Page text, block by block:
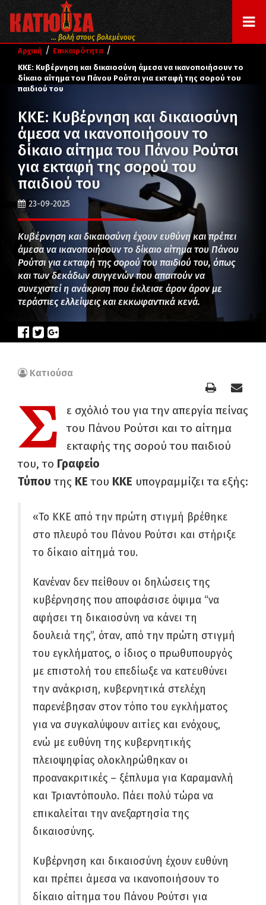
... βολή στους βολεμένους
Αρχική / Επικαιρότητα /
ΚΚΕ: Κυβέρνηση και δικαιοσύνη άμεσα να ικανοποιήσουν το
δίκαιο αίτημα του Πάνου Ρούτσι για εκταφή της σορού του
παιδιού του
ΚΚΕ: Κυβέρνηση και δικαιοσύνη
άμεσα να ικανοποιήσουν το
δίκαιο αίτημα του Πάνου Ρούτσι
για εκταφή της σορού του
παιδιού του
23-09-2025
Κυβέρνηση και δικαιοσύνη έχουν ευθύνη και πρέπει
άμεσα να ικανοποιήσουν το δίκαιο αίτημα του Πάνου
Ρούτσι για εκταφή της σορού του παιδιού του, όπως
και των δεκάδων συγγενών που απαιτούν να
συνεχιστεί η ανάκριση που έκλεισε άρον άρον με
τεράστιες ελλείψεις και εκκωφαντικά κενά.
Κατιούσα
Σ
ε σχόλιό του για την απεργία πείνας
του Πάνου Ρούτσι και το αίτημα
εκταφής της σορού του παιδιού
του, το Γραφείο
Τύπου της ΚΕ του ΚΚΕ υπογραμμίζει τα εξής:
«Το ΚΚΕ από την πρώτη στιγμή βρέθηκε
στο πλευρό του Πάνου Ρούτσι και στήριξε
το δίκαιο αίτημά του.
Κανέναν δεν πείθουν οι δηλώσεις της
κυβέρνησης που αποφάσισε όψιμα “να
αφήσει τη δικαιοσύνη να κάνει τη
δουλειά της”, όταν, από την πρώτη στιγμή
του εγκλήματος, ο ίδιος ο πρωθυπουργός
με επιστολή του επεδίωξε να κατευθύνει
την ανάκριση, κυβερνητικά στελέχη
παρενέβησαν στον τόπο του εγκλήματος
για να συγκαλύψουν αιτίες και ενόχους,
ενώ με ευθύνη της κυβερνητικής
πλειοψηφίας ολοκληρώθηκαν οι
προανακριτικές – ξέπλυμα για Καραμανλή
και Τριαντόπουλο. Πάει πολύ τώρα να
επικαλείται την ανεξαρτησία της
δικαιοσύνης.
Κυβέρνηση και δικαιοσύνη έχουν ευθύνη
και πρέπει άμεσα να ικανοποιήσουν το
δίκαιο αίτημα του Πάνου Ρούτσι για